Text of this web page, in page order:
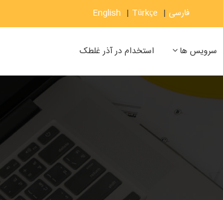
فارسی |
Türkçe
|
English
سرویس ها استخدام در آذر غلطک